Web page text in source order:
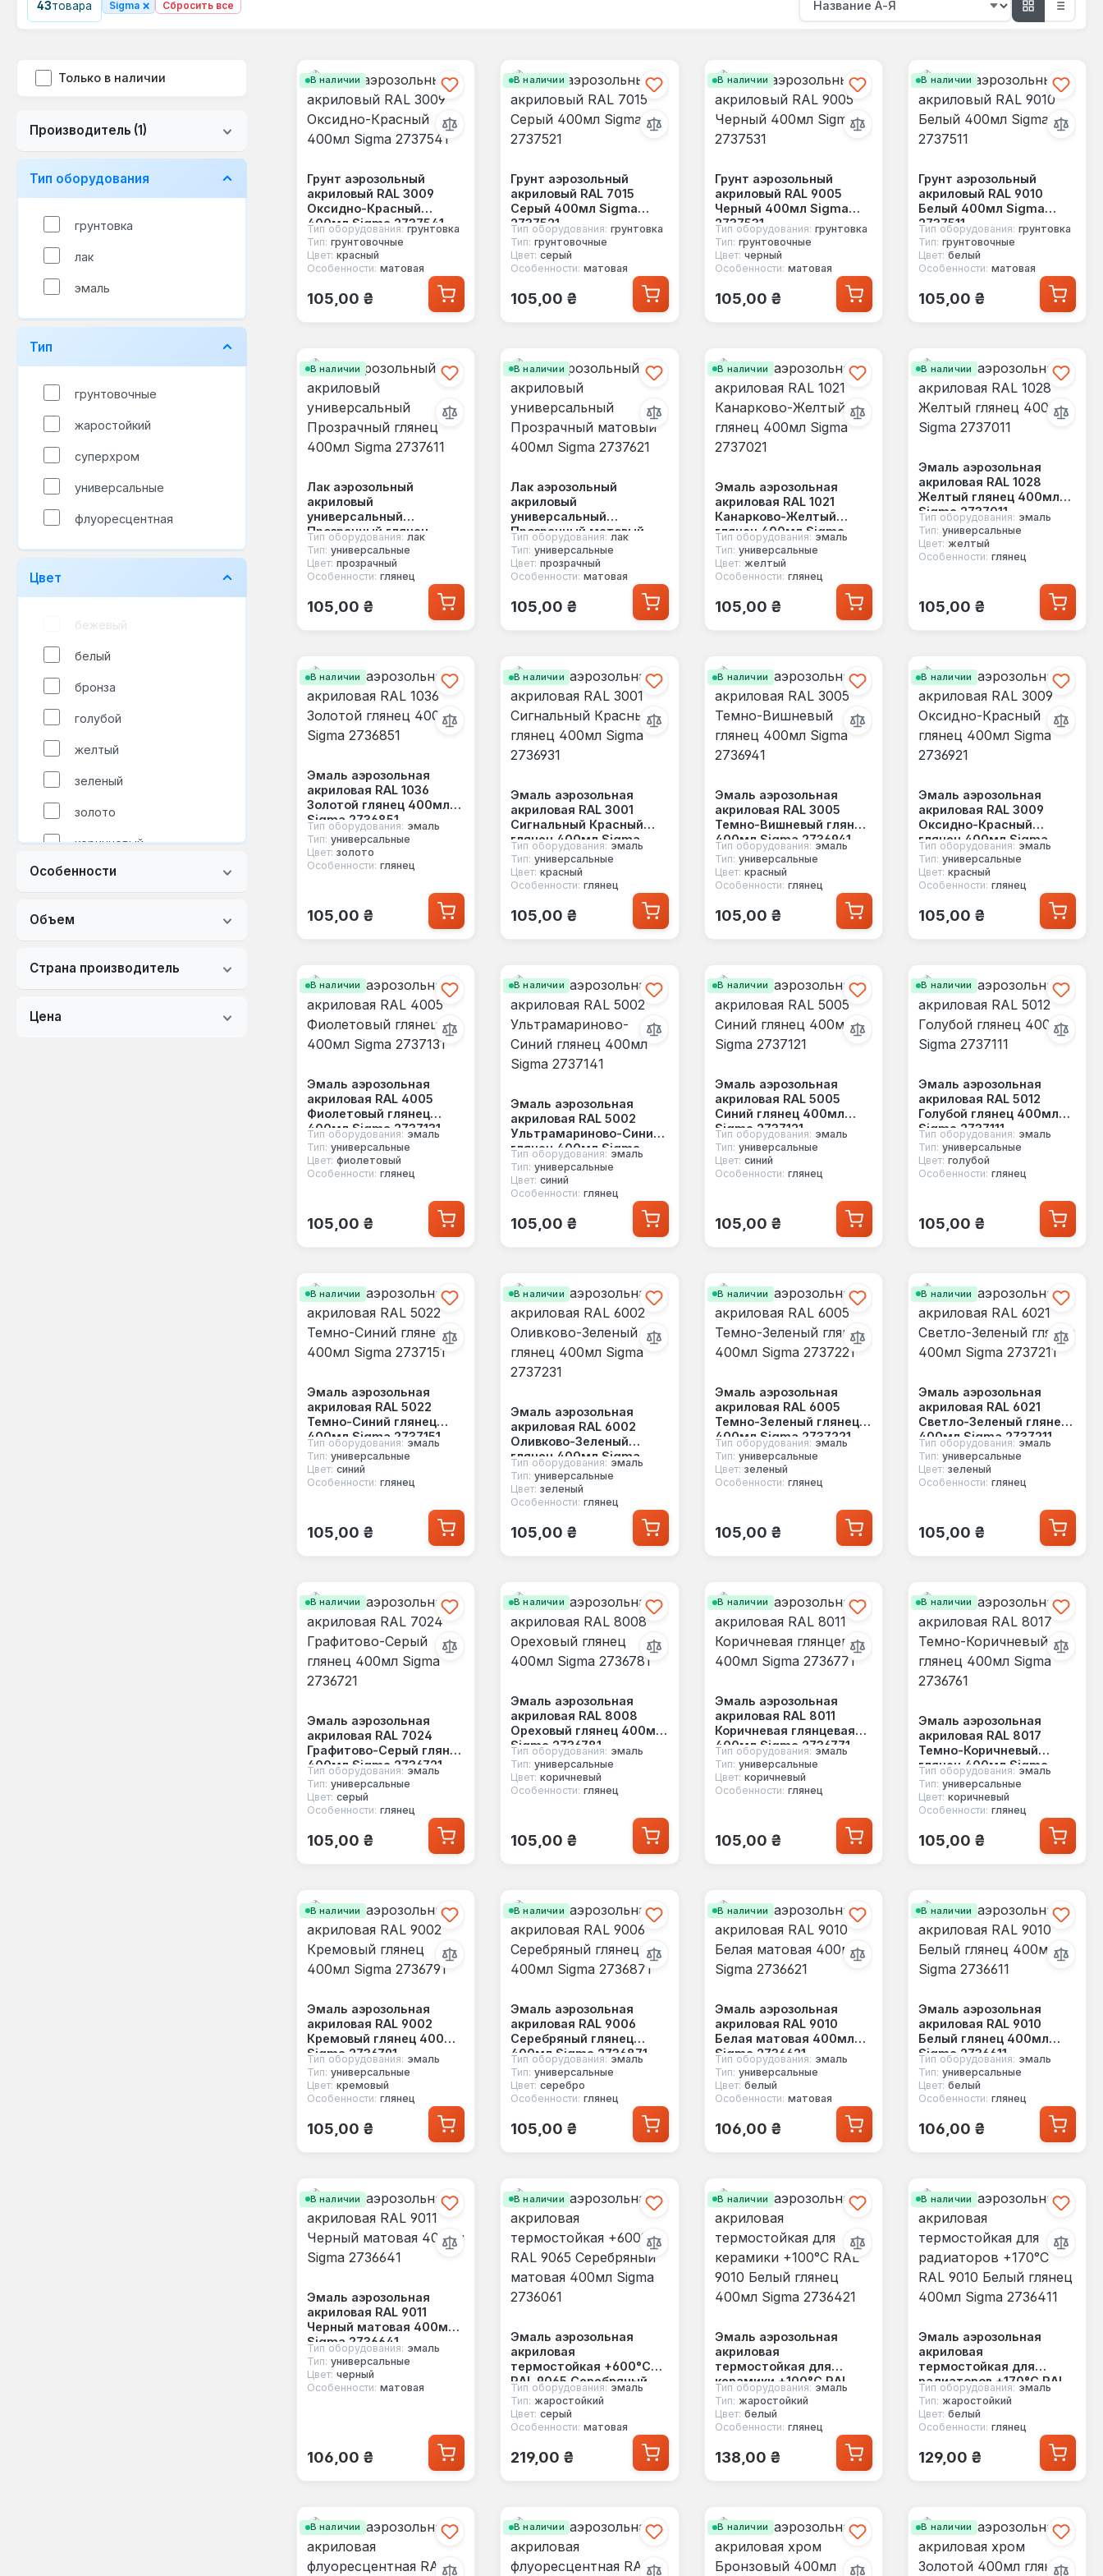
43товара Sigma × Сбросить все
Только в наличии
Производитель (1)
Тип оборудования
грунтовка
лак
эмаль
Тип
грунтовочные
жаростойкий
суперхром
универсальные
флуоресцентная
Цвет
бежевый
белый
бронза
голубой
желтый
зеленый
золото
коричневый
красный
оранжевый
Особенности
Объем
Страна производитель
Цена
В наличии
Грунт аэрозольный
акриловый RAL 3009
Оксидно-Красный
400мл Sigma 2737541
Тип оборудования: грунтовка
Тип: грунтовочные
Цвет: красный
Особенности: матовая
Обычная цена:
105,00 ₴
В наличии
Грунт аэрозольный
акриловый RAL 7015
Серый 400мл Sigma
2737521
Тип оборудования: грунтовка
Тип: грунтовочные
Цвет: серый
Особенности: матовая
Обычная цена:
105,00 ₴
В наличии
Грунт аэрозольный
акриловый RAL 9005
Черный 400мл Sigma
2737531
Тип оборудования: грунтовка
Тип: грунтовочные
Цвет: черный
Особенности: матовая
Обычная цена:
105,00 ₴
В наличии
Грунт аэрозольный
акриловый RAL 9010
Белый 400мл Sigma
2737511
Тип оборудования: грунтовка
Тип: грунтовочные
Цвет: белый
Особенности: матовая
Обычная цена:
105,00 ₴
В наличии
Лак аэрозольный
акриловый
универсальный
Прозрачный глянец
400мл Sigma 2737611
Тип оборудования: лак
Тип: универсальные
Цвет: прозрачный
Особенности: глянец
Обычная цена:
105,00 ₴
В наличии
Лак аэрозольный
акриловый
универсальный
Прозрачный матовый
400мл Sigma 2737621
Тип оборудования: лак
Тип: универсальные
Цвет: прозрачный
Особенности: матовая
Обычная цена:
105,00 ₴
В наличии
Эмаль аэрозольная
акриловая RAL 1021
Канарково-Желтый
глянец 400мл Sigma
2737021
Тип оборудования: эмаль
Тип: универсальные
Цвет: желтый
Особенности: глянец
Обычная цена:
105,00 ₴
В наличии
Эмаль аэрозольная
акриловая RAL 1028
Желтый глянец 400мл
Sigma 2737011
Тип оборудования: эмаль
Тип: универсальные
Цвет: желтый
Особенности: глянец
Обычная цена:
105,00 ₴
В наличии
Эмаль аэрозольная
акриловая RAL 1036
Золотой глянец 400мл
Sigma 2736851
Тип оборудования: эмаль
Тип: универсальные
Цвет: золото
Особенности: глянец
Обычная цена:
105,00 ₴
В наличии
Эмаль аэрозольная
акриловая RAL 3001
Сигнальный Красный
глянец 400мл Sigma
2736931
Тип оборудования: эмаль
Тип: универсальные
Цвет: красный
Особенности: глянец
Обычная цена:
105,00 ₴
В наличии
Эмаль аэрозольная
акриловая RAL 3005
Темно-Вишневый глянец
400мл Sigma 2736941
Тип оборудования: эмаль
Тип: универсальные
Цвет: красный
Особенности: глянец
Обычная цена:
105,00 ₴
В наличии
Эмаль аэрозольная
акриловая RAL 3009
Оксидно-Красный
глянец 400мл Sigma
2736921
Тип оборудования: эмаль
Тип: универсальные
Цвет: красный
Особенности: глянец
Обычная цена:
105,00 ₴
В наличии
Эмаль аэрозольная
акриловая RAL 4005
Фиолетовый глянец
400мл Sigma 2737131
Тип оборудования: эмаль
Тип: универсальные
Цвет: фиолетовый
Особенности: глянец
Обычная цена:
105,00 ₴
В наличии
Эмаль аэрозольная
акриловая RAL 5002
Ультрамариново-Синий
глянец 400мл Sigma
2737141
Тип оборудования: эмаль
Тип: универсальные
Цвет: синий
Особенности: глянец
Обычная цена:
105,00 ₴
В наличии
Эмаль аэрозольная
акриловая RAL 5005
Синий глянец 400мл
Sigma 2737121
Тип оборудования: эмаль
Тип: универсальные
Цвет: синий
Особенности: глянец
Обычная цена:
105,00 ₴
В наличии
Эмаль аэрозольная
акриловая RAL 5012
Голубой глянец 400мл
Sigma 2737111
Тип оборудования: эмаль
Тип: универсальные
Цвет: голубой
Особенности: глянец
Обычная цена:
105,00 ₴
В наличии
Эмаль аэрозольная
акриловая RAL 5022
Темно-Синий глянец
400мл Sigma 2737151
Тип оборудования: эмаль
Тип: универсальные
Цвет: синий
Особенности: глянец
Обычная цена:
105,00 ₴
В наличии
Эмаль аэрозольная
акриловая RAL 6002
Оливково-Зеленый
глянец 400мл Sigma
2737231
Тип оборудования: эмаль
Тип: универсальные
Цвет: зеленый
Особенности: глянец
Обычная цена:
105,00 ₴
В наличии
Эмаль аэрозольная
акриловая RAL 6005
Темно-Зеленый глянец
400мл Sigma 2737221
Тип оборудования: эмаль
Тип: универсальные
Цвет: зеленый
Особенности: глянец
Обычная цена:
105,00 ₴
В наличии
Эмаль аэрозольная
акриловая RAL 6021
Светло-Зеленый глянец
400мл Sigma 2737211
Тип оборудования: эмаль
Тип: универсальные
Цвет: зеленый
Особенности: глянец
Обычная цена:
105,00 ₴
В наличии
Эмаль аэрозольная
акриловая RAL 7024
Графитово-Серый глянец
400мл Sigma 2736721
Тип оборудования: эмаль
Тип: универсальные
Цвет: серый
Особенности: глянец
Обычная цена:
105,00 ₴
В наличии
Эмаль аэрозольная
акриловая RAL 8008
Ореховый глянец 400мл
Sigma 2736781
Тип оборудования: эмаль
Тип: универсальные
Цвет: коричневый
Особенности: глянец
Обычная цена:
105,00 ₴
В наличии
Эмаль аэрозольная
акриловая RAL 8011
Коричневая глянцевая
400мл Sigma 2736771
Тип оборудования: эмаль
Тип: универсальные
Цвет: коричневый
Особенности: глянец
Обычная цена:
105,00 ₴
В наличии
Эмаль аэрозольная
акриловая RAL 8017
Темно-Коричневый
глянец 400мл Sigma
2736761
Тип оборудования: эмаль
Тип: универсальные
Цвет: коричневый
Особенности: глянец
Обычная цена:
105,00 ₴
В наличии
Эмаль аэрозольная
акриловая RAL 9002
Кремовый глянец 400мл
Sigma 2736791
Тип оборудования: эмаль
Тип: универсальные
Цвет: кремовый
Особенности: глянец
Обычная цена:
105,00 ₴
В наличии
Эмаль аэрозольная
акриловая RAL 9006
Серебряный глянец
400мл Sigma 2736871
Тип оборудования: эмаль
Тип: универсальные
Цвет: серебро
Особенности: глянец
Обычная цена:
105,00 ₴
В наличии
Эмаль аэрозольная
акриловая RAL 9010
Белая матовая 400мл
Sigma 2736621
Тип оборудования: эмаль
Тип: универсальные
Цвет: белый
Особенности: матовая
Обычная цена:
106,00 ₴
В наличии
Эмаль аэрозольная
акриловая RAL 9010
Белый глянец 400мл
Sigma 2736611
Тип оборудования: эмаль
Тип: универсальные
Цвет: белый
Особенности: глянец
Обычная цена:
106,00 ₴
В наличии
Эмаль аэрозольная
акриловая RAL 9011
Черный матовая 400мл
Sigma 2736641
Тип оборудования: эмаль
Тип: универсальные
Цвет: черный
Особенности: матовая
Обычная цена:
106,00 ₴
В наличии
Эмаль аэрозольная
акриловая
термостойкая +600°C
RAL 9065 Серебряный
матовая 400мл Sigma
2736061
Тип оборудования: эмаль
Тип: жаростойкий
Цвет: серый
Особенности: матовая
Обычная цена:
219,00 ₴
В наличии
Эмаль аэрозольная
акриловая
термостойкая для
керамики +100°C RAL
9010 Белый глянец
400мл Sigma 2736421
Тип оборудования: эмаль
Тип: жаростойкий
Цвет: белый
Особенности: глянец
Обычная цена:
138,00 ₴
В наличии
Эмаль аэрозольная
акриловая
термостойкая для
радиаторов +170°C RAL
9010 Белый глянец
400мл Sigma 2736411
Тип оборудования: эмаль
Тип: жаростойкий
Цвет: белый
Особенности: глянец
Обычная цена:
129,00 ₴
В наличии В наличии В наличии В наличии